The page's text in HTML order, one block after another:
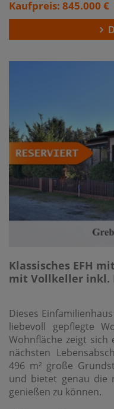
Kaufpreis: 845.000 €
Klassisches EFH
mit Vollkeller inkl.
Dieses
liebevoll gepflegte
Wohnfläche zeigt
nächsten
496 m² große
und bietet genau die
genießen zu können.